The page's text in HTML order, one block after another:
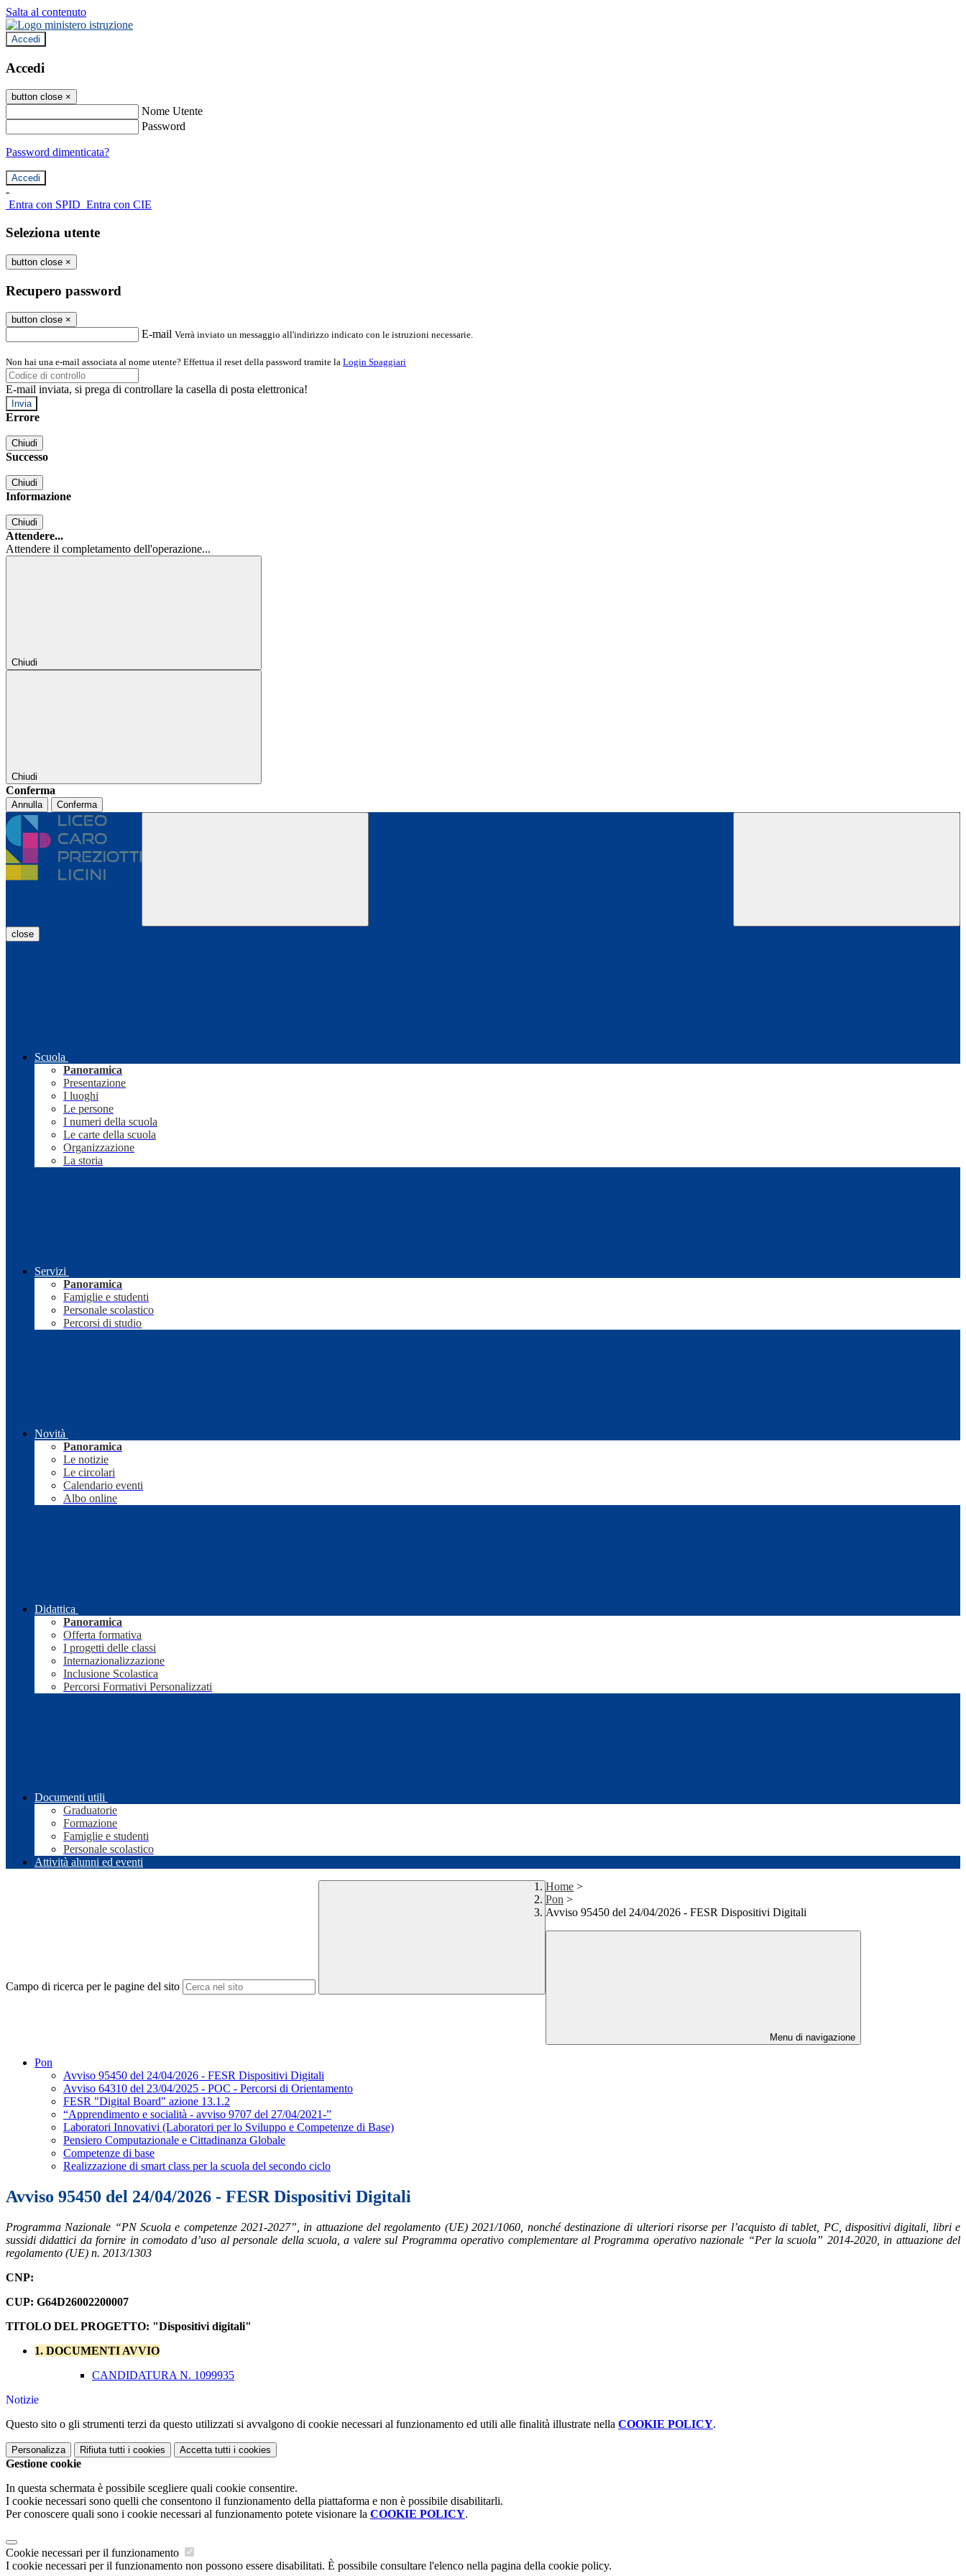
Salta al contenuto
Accedi
Accedi
button close ×
Nome Utente
Password
Password dimenticata?
-
Entra con SPID Entra con CIE
Seleziona utente
button close ×
Recupero password
button close ×
E-mail Verrà inviato un messaggio all'indirizzo indicato con le istruzioni necessarie.
Non hai una e-mail associata al nome utente? Effettua il reset della password tramite la Login Spaggiari
E-mail inviata, si prega di controllare la casella di posta elettronica!
Errore
Chiudi
Successo
Chiudi
Informazione
Chiudi
Attendere...
Attendere il completamento dell'operazione...
Chiudi
Chiudi
Conferma
Annulla Conferma
close
Scuola
Panoramica
Presentazione
I luoghi
Le persone
I numeri della scuola
Le carte della scuola
Organizzazione
La storia
Servizi
Panoramica
Famiglie e studenti
Personale scolastico
Percorsi di studio
Novità
Panoramica
Le notizie
Le circolari
Calendario eventi
Albo online
Didattica
Panoramica
Offerta formativa
I progetti delle classi
Internazionalizzazione
Inclusione Scolastica
Percorsi Formativi Personalizzati
Documenti utili
Graduatorie
Formazione
Famiglie e studenti
Personale scolastico
Attività alunni ed eventi
Campo di ricerca per le pagine del sito
Home >
Pon >
Avviso 95450 del 24/04/2026 - FESR Dispositivi Digitali
Menu di navigazione
Pon
Avviso 95450 del 24/04/2026 - FESR Dispositivi Digitali
Avviso 64310 del 23/04/2025 - POC - Percorsi di Orientamento
FESR "Digital Board" azione 13.1.2
“Apprendimento e socialità - avviso 9707 del 27/04/2021-”
Laboratori Innovativi (Laboratori per lo Sviluppo e Competenze di Base)
Pensiero Computazionale e Cittadinanza Globale
Competenze di base
Realizzazione di smart class per la scuola del secondo ciclo
Avviso 95450 del 24/04/2026 - FESR Dispositivi Digitali
Programma Nazionale “PN Scuola e competenze 2021-2027”, in attuazione del regolamento (UE) 2021/1060, nonché destinazione di ulteriori risorse per l’acquisto di tablet, PC, dispositivi digitali, libri e
sussidi didattici da fornire in comodato d’uso al personale della scuola, a valere sul Programma operativo complementare al Programma operativo nazionale “Per la scuola” 2014-2020, in attuazione del
regolamento (UE) n. 2013/1303
CNP:
CUP: G64D26002200007
TITOLO DEL PROGETTO: "Dispositivi digitali"
1. DOCUMENTI AVVIO
CANDIDATURA N. 1099935
Notizie
Questo sito o gli strumenti terzi da questo utilizzati si avvalgono di cookie necessari al funzionamento ed utili alle finalità illustrate nella COOKIE POLICY.
Personalizza Rifiuta tutti i cookies Accetta tutti i cookies
Gestione cookie
In questa schermata è possibile scegliere quali cookie consentire.
I cookie necessari sono quelli che consentono il funzionamento della piattaforma e non è possibile disabilitarli.
Per conoscere quali sono i cookie necessari al funzionamento potete visionare la COOKIE POLICY.
Cookie necessari per il funzionamento
I cookie necessari per il funzionamento non possono essere disabilitati. È possibile consultare l'elenco nella pagina della cookie policy.